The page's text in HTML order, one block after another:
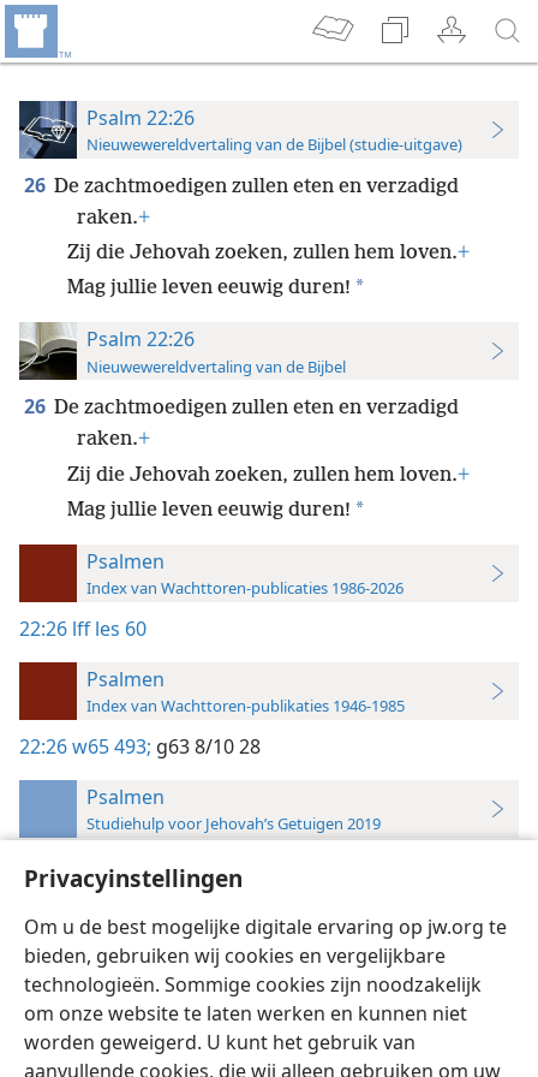
Privacyinstellingen
Om u de best mogelijke digitale ervaring op jw.org te
bieden, gebruiken wij cookies en vergelijkbare
technologieën. Sommige cookies zijn noodzakelijk
om onze website te laten werken en kunnen niet
worden geweigerd. U kunt het gebruik van
aanvullende cookies, die wij alleen gebruiken om uw
Psalm 22:26
Nieuwewereldvertaling van de Bijbel (studie-uitgave)
26 De zachtmoedigen zullen eten en verzadigd
raken.+
Zij die Jehovah zoeken, zullen hem loven.+
Mag jullie leven eeuwig duren! *
Psalm 22:26
Nieuwewereldvertaling van de Bijbel
26 De zachtmoedigen zullen eten en verzadigd
raken.+
Zij die Jehovah zoeken, zullen hem loven.+
Mag jullie leven eeuwig duren! *
Psalmen
Index van Wachttoren-publicaties 1986-2026
22:26 lff les 60
Psalmen
Index van Wachttoren-publikaties 1946-1985
22:26w65 493; g63 8/10 28
Psalmen
Studiehulp voor Jehovah’s Getuigen 2019
22:26
Voor eeuwig gelukkig!,les 60
Nederlands Instellingen